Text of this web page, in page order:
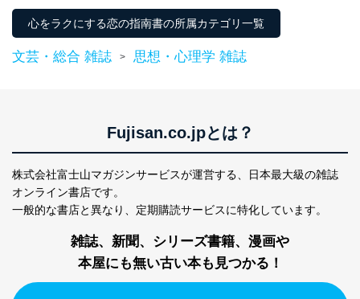
心をラクにする恋の指南書の所属カテゴリ一覧
文芸・総合 雑誌 > 思想・心理学 雑誌
Fujisan.co.jpとは？
株式会社富士山マガジンサービスが運営する、
日本最大級の雑誌
オンライン書店です。
一般的な書店と異なり、 定期購読サービスに特化しています。
雑誌、新聞、シリーズ書籍、漫画や
本屋にも無い古い本も見つかる！